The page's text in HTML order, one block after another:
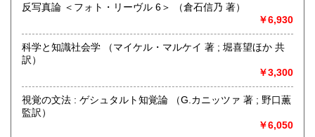
【 全国 無料で出張買取いたします 】
☎買取受付フリーダイヤル 0120-989-307
反写真論 ＜フォト・リーヴル 6＞ （倉石信乃 著）
￥6,930
科学と知識社会学 （マイケル・マルケイ 著 ; 堀喜望ほか 共
訳）
￥3,300
視覚の文法 : ゲシュタルト知覚論 （G.カニッツァ 著 ; 野口薫
監訳）
￥6,050